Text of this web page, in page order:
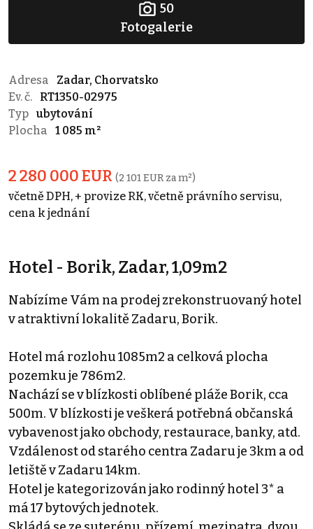
50
Fotogalerie
Adresa
Zadar, Chorvatsko
Ev. č.
RT1350-02975
Typ ubytování
Plocha
1 085 m²
2 280 000 EUR (2 101 EUR za m²)
včetně DPH, + provize RK, včetně právního servisu,
cena k jednání
Hotel - Borik, Zadar, 1,09m2
Nabízíme Vám na prodej zrekonstruovaný hotel
v atraktivní lokalitě Zadaru, Borik.
Hotel má rozlohu 1085m2 a celková plocha
pozemku je 786m2.
Nachází se v blízkosti oblíbené pláže Borik, cca
500m. V blízkosti je veškerá potřebná občanská
vybavenost jako obchody, restaurace, banky, atd.
Vzdálenost od starého centra Zadaru je 3km a od
letiště v Zadaru 14km.
Hotel je kategorizován jako rodinný hotel 3* a
má 17 bytových jednotek.